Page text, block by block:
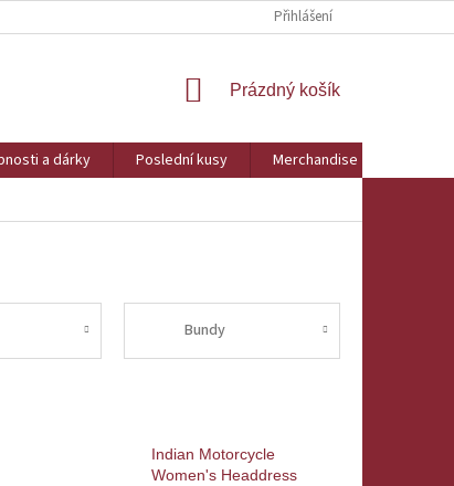
Přihlášení
NÁKUPNÍ
Prázdný košík
a dárky Poslední kusy Merchandise
Bundy
Indian Motorcycle
Women's Headdress